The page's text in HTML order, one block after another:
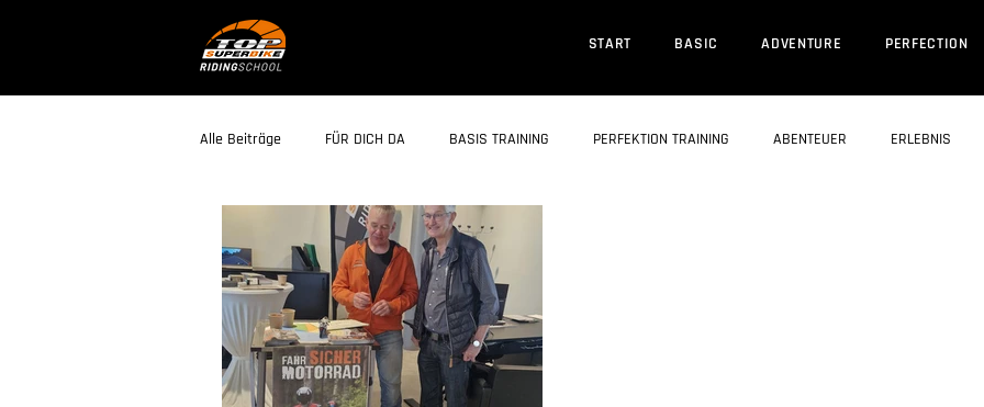
START BASIC ADVENTURE PERFECTION
Alle Beiträge FÜR DICH DA BASIS TRAINING PERFEKTION TRAINING ABENTEUER ERLEBNIS